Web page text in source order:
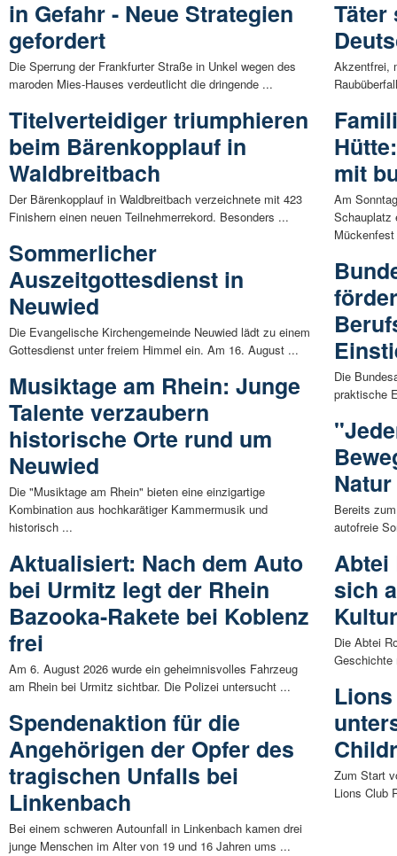
in Gefahr - Neue Strategien
gefordert
Die Sperrung der Frankfurter Straße in Unkel wegen des
maroden Mies-Hauses verdeutlicht die dringende ...
Titelverteidiger triumphieren
beim Bärenkopplauf in
Waldbreitbach
Der Bärenkopplauf in Waldbreitbach verzeichnete mit 423
Finishern einen neuen Teilnehmerrekord. Besonders ...
Sommerlicher
Auszeitgottesdienst in
Neuwied
Die Evangelische Kirchengemeinde Neuwied lädt zu einem
Gottesdienst unter freiem Himmel ein. Am 16. August ...
Musiktage am Rhein: Junge
Talente verzaubern
historische Orte rund um
Neuwied
Die "Musiktage am Rhein" bieten eine einzigartige
Kombination aus hochkarätiger Kammermusik und
historisch ...
Aktualisiert: Nach dem Auto
bei Urmitz legt der Rhein
Bazooka-Rakete bei Koblenz
frei
Am 6. August 2026 wurde ein geheimnisvolles Fahrzeug
am Rhein bei Urmitz sichtbar. Die Polizei untersucht ...
Spendenaktion für die
Angehörigen der Opfer des
tragischen Unfalls bei
Linkenbach
Bei einem schweren Autounfall in Linkenbach kamen drei
junge Menschen im Alter von 19 und 16 Jahren ums ...
Täter
Akzentfrei,
mit
Am
Schauplatz
Die
praktische
Natur
Bereits
autofreie
Abtei
sich
Die Abtei
Geschichte
Zum Start
Lions Club